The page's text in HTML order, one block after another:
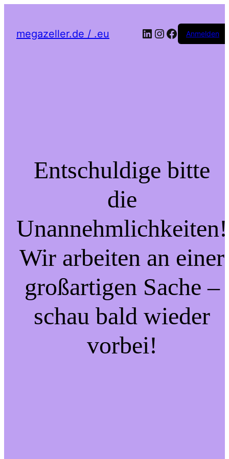
megazeller.de / .eu LinkedIn
Instagram
Facebook
Anmelden
Entschuldige bitte
die
Unannehmlichkeiten!
Wir arbeiten an einer
großartigen Sache –
schau bald wieder
vorbei!